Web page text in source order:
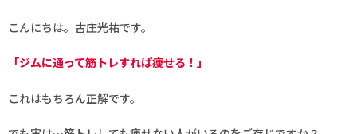
こんにちは。古庄光祐です。
「ジムに通って筋トレすれば痩せる！」
これはもちろん正解です。